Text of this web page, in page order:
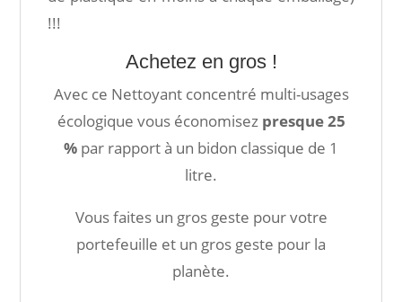
!!!
Achetez en gros !
Avec ce Nettoyant concentré multi-usages
écologique vous économisezpresque 25
% par rapport à un bidon classique de 1
litre.
Vous faites un gros geste pour votre
portefeuille et un gros geste pour la
planète.